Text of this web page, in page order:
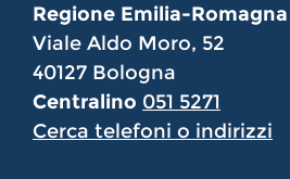
Regione Emilia-Romagna
Viale Aldo Moro, 52
40127 Bologna
Centralino 051 5271
Cerca telefoni o indirizzi